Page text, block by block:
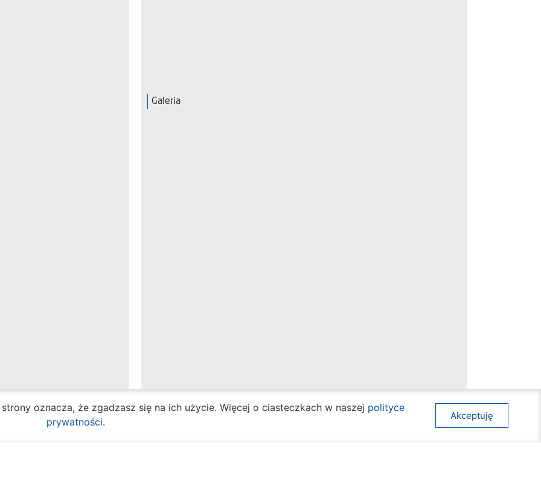
Galeria
oznacza, że zgadzasz się na ich użycie. Więcej o ciasteczkach w naszej polityce
prywatności. Akceptuję